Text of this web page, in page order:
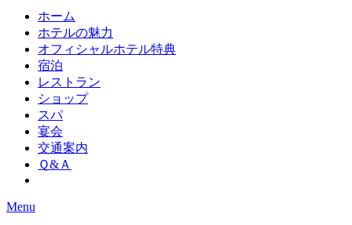
ホーム
ホテルの魅力
オフィシャルホテル特典
宿泊
レストラン
ショップ
スパ
宴会
交通案内
Ｑ&Ａ
Menu